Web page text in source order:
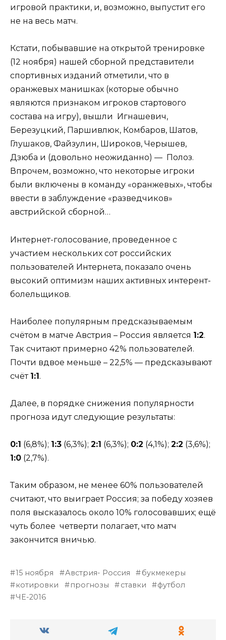
игровой практики, и, возможно, выпустит его
не на весь матч.
Кстати, побывавшие на открытой тренировке
(12 ноября) нашей сборной представители
спортивных изданий отметили, что в
оранжевых манишках (которые обычно
являются признаком игроков стартового
состава на игру), вышли Игнашевич,
Березуцкий, Паршивлюк, Комбаров, Шатов,
Глушаков, Файзулин, Широков, Черышев,
Дзюба и (довольно неожиданно) — Полоз.
Впрочем, возможно, что некоторые игроки
были включены в команду «оранжевых», чтобы
ввести в заблуждение «разведчиков»
австрийской сборной…
Интернет-голосование, проведенное с
участием нескольких сот российских
пользователей Интернета, показало очень
высокий оптимизм наших активных интерент-
болельщиков.
Наиболее популярным предсказываемым
счётом в матче Австрия – Россия является 1:2.
Так считают примерно 42% пользователей.
Почти вдвое меньше – 22,5% — предсказывают
счёт 1:1.
Далее, в порядке снижения популярности
прогноза идут следующие результаты:
0:1 (6,8%); 1:3 (6,3%); 2:1 (6,3%); 0:2 (4,1%); 2:2 (3,6%);
1:0 (2,7%).
Таким образом, не менее 60% пользователей
считают, что выиграет Россия; за победу хозяев
поля высказалось около 10% голосовавших; ещё
чуть более четверти полагает, что матч
закончится вничью.
15 ноября Австрия- Россия
букмекеры
котировки
прогнозы ставки
футбол
ЧЕ-2016